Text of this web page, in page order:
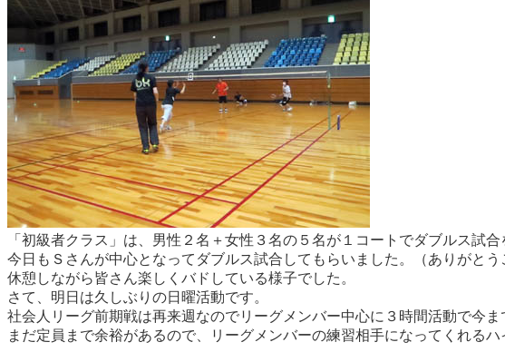
「初級者クラス」は、男性２名＋女性３名の５名が１コートでダブルス試合
今日もＳさんが中心となってダブルス試合してもらいました。（ありがとう
休憩しながら皆さん楽しくバドしている様子でした。
さて、明日は久しぶりの日曜活動です。
社会人リーグ前期戦は再来週なのでリーグメンバー中心に３時間活動で今
まだ定員まで余裕があるので、リーグメンバーの練習相手になってくれる